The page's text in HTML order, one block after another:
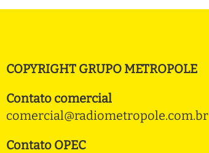
COPYRIGHT GRUPO METROPOLE
Contato comercial
comercial@radiometropole.com.br
Contato OPEC